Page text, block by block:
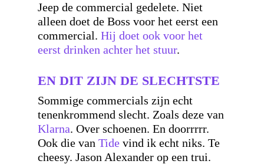
Jeep de commercial gedelete. Niet
alleen doet de Boss voor het eerst een
commercial. Hij doet ook voor het
eerst drinken achter het stuur.
EN DIT ZIJN DE SLECHTSTE
Sommige commercials zijn echt
tenenkrommend slecht. Zoals deze van
Klarna. Over schoenen. En doorrrrr.
Ook die van Tide vind ik echt niks. Te
cheesy. Jason Alexander op een trui.